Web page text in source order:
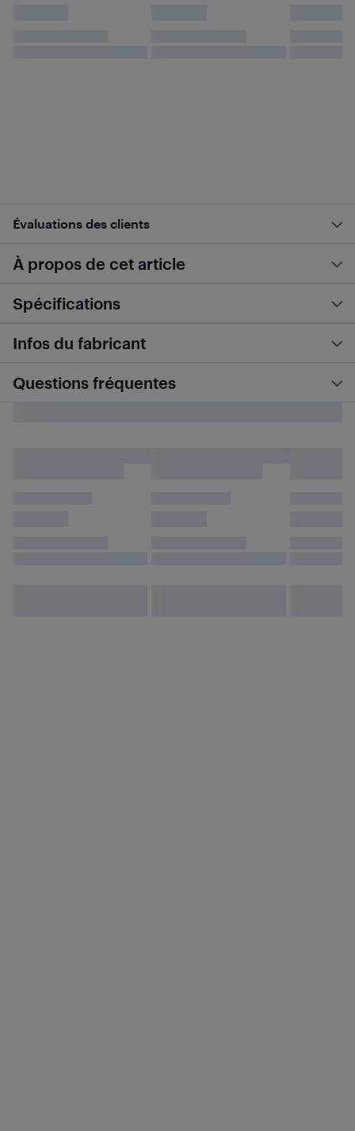
Évaluations des clients
À propos de cet article
Spécifications
Infos du fabricant
Questions fréquentes